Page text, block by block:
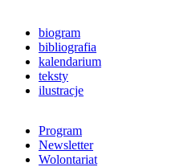
biogram
bibliografia
kalendarium
teksty
ilustracje
Program
Newsletter
Wolontariat